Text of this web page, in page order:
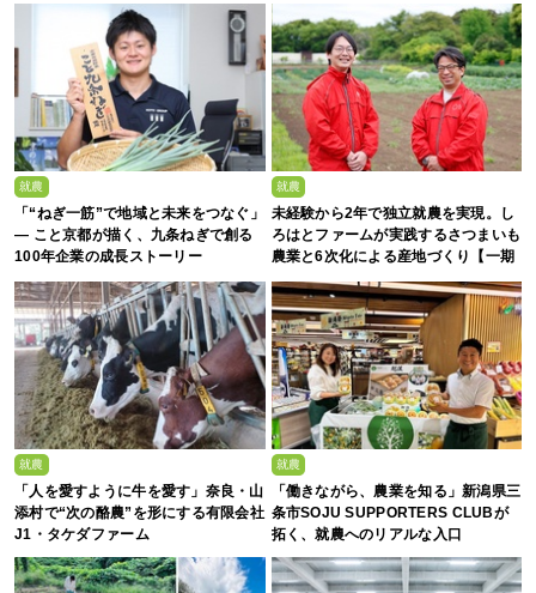
就農
「“ねぎ一筋”で地域と未来をつなぐ」
— こと京都が描く、九条ねぎで創る
100年企業の成長ストーリー
就農
未経験から2年で独立就農を実現。し
ろはとファームが実践するさつまいも
農業と6次化による産地づくり【一期
生募集】
就農
「人を愛すように牛を愛す」奈良・山
添村で“次の酪農”を形にする有限会社
J1・タケダファーム
就農
「働きながら、農業を知る」新潟県三
条市SOJU SUPPORTERS CLUBが
拓く、就農へのリアルな入口